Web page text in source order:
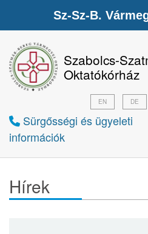
Szabolcs-
Oktatókórház
Sürgősségi és ügyeleti
információk
EN DE
Hírek
Sz-Sz-B.